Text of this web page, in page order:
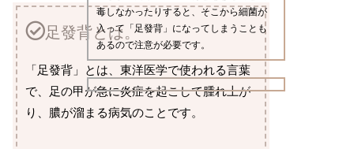
毒しなかったりすると、そこから細菌が
入って「足發背」になってしまうことも
あるので注意が必要です。
足發背とは。
「足發背」とは、東洋医学で使われる言葉
で、足の甲が急に炎症を起こして腫れ上が
り、膿が溜まる病気のことです。